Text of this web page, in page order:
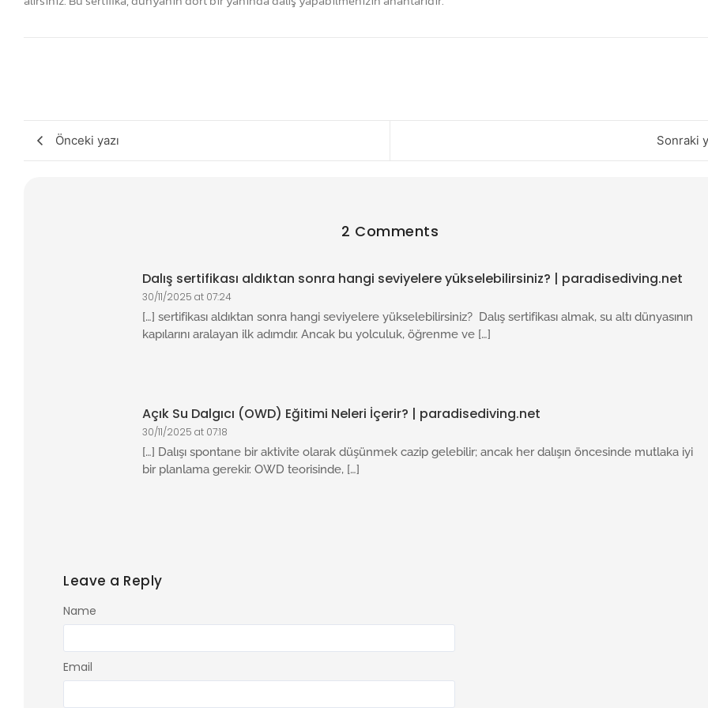
Önceki yazı Sonraki
2 Comments
Dalış sertifikası aldıktan sonra hangi seviyelere yükselebilirsiniz? | paradisediving.net
30/11/2025 at 07:24
[…] sertifikası aldıktan sonra hangi seviyelere yükselebilirsiniz? Dalış sertifikası almak, su altı dünyasının
kapılarını aralayan ilk adımdır. Ancak bu yolculuk, öğrenme ve […]
Açık Su Dalgıcı (OWD) Eğitimi Neleri İçerir? | paradisediving.net
30/11/2025 at 07:18
[…] Dalışı spontane bir aktivite olarak düşünmek cazip gelebilir; ancak her dalışın öncesinde mutlaka iyi
bir planlama gerekir. OWD teorisinde, […]
Leave a Reply
Name
Email